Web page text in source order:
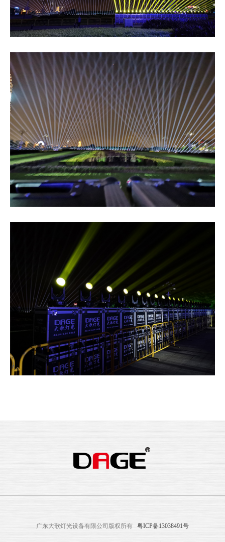
广东大歌灯光设备有限公司版权所有 粤ICP备13038491号